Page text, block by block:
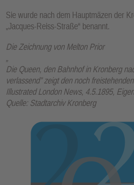
Sie wurde nach dem Hauptmäzen der
„Jacques-Reiss-Straße“ benannt.
Die Zeichnung von Melton Prior
„
Die Queen, den Bahnhof in Kronberg
verlassend” zeigt den noch
Illustrated London News, 4.5.1895,
Quelle: Stadtarchiv Kronberg